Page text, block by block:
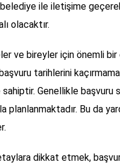
ile iletişime
olacaktır.
ve bireyler için önemli bir
tarihlerini
Genellikle başvuru
planlanmaktadır. Bu da
dikkat etmek,